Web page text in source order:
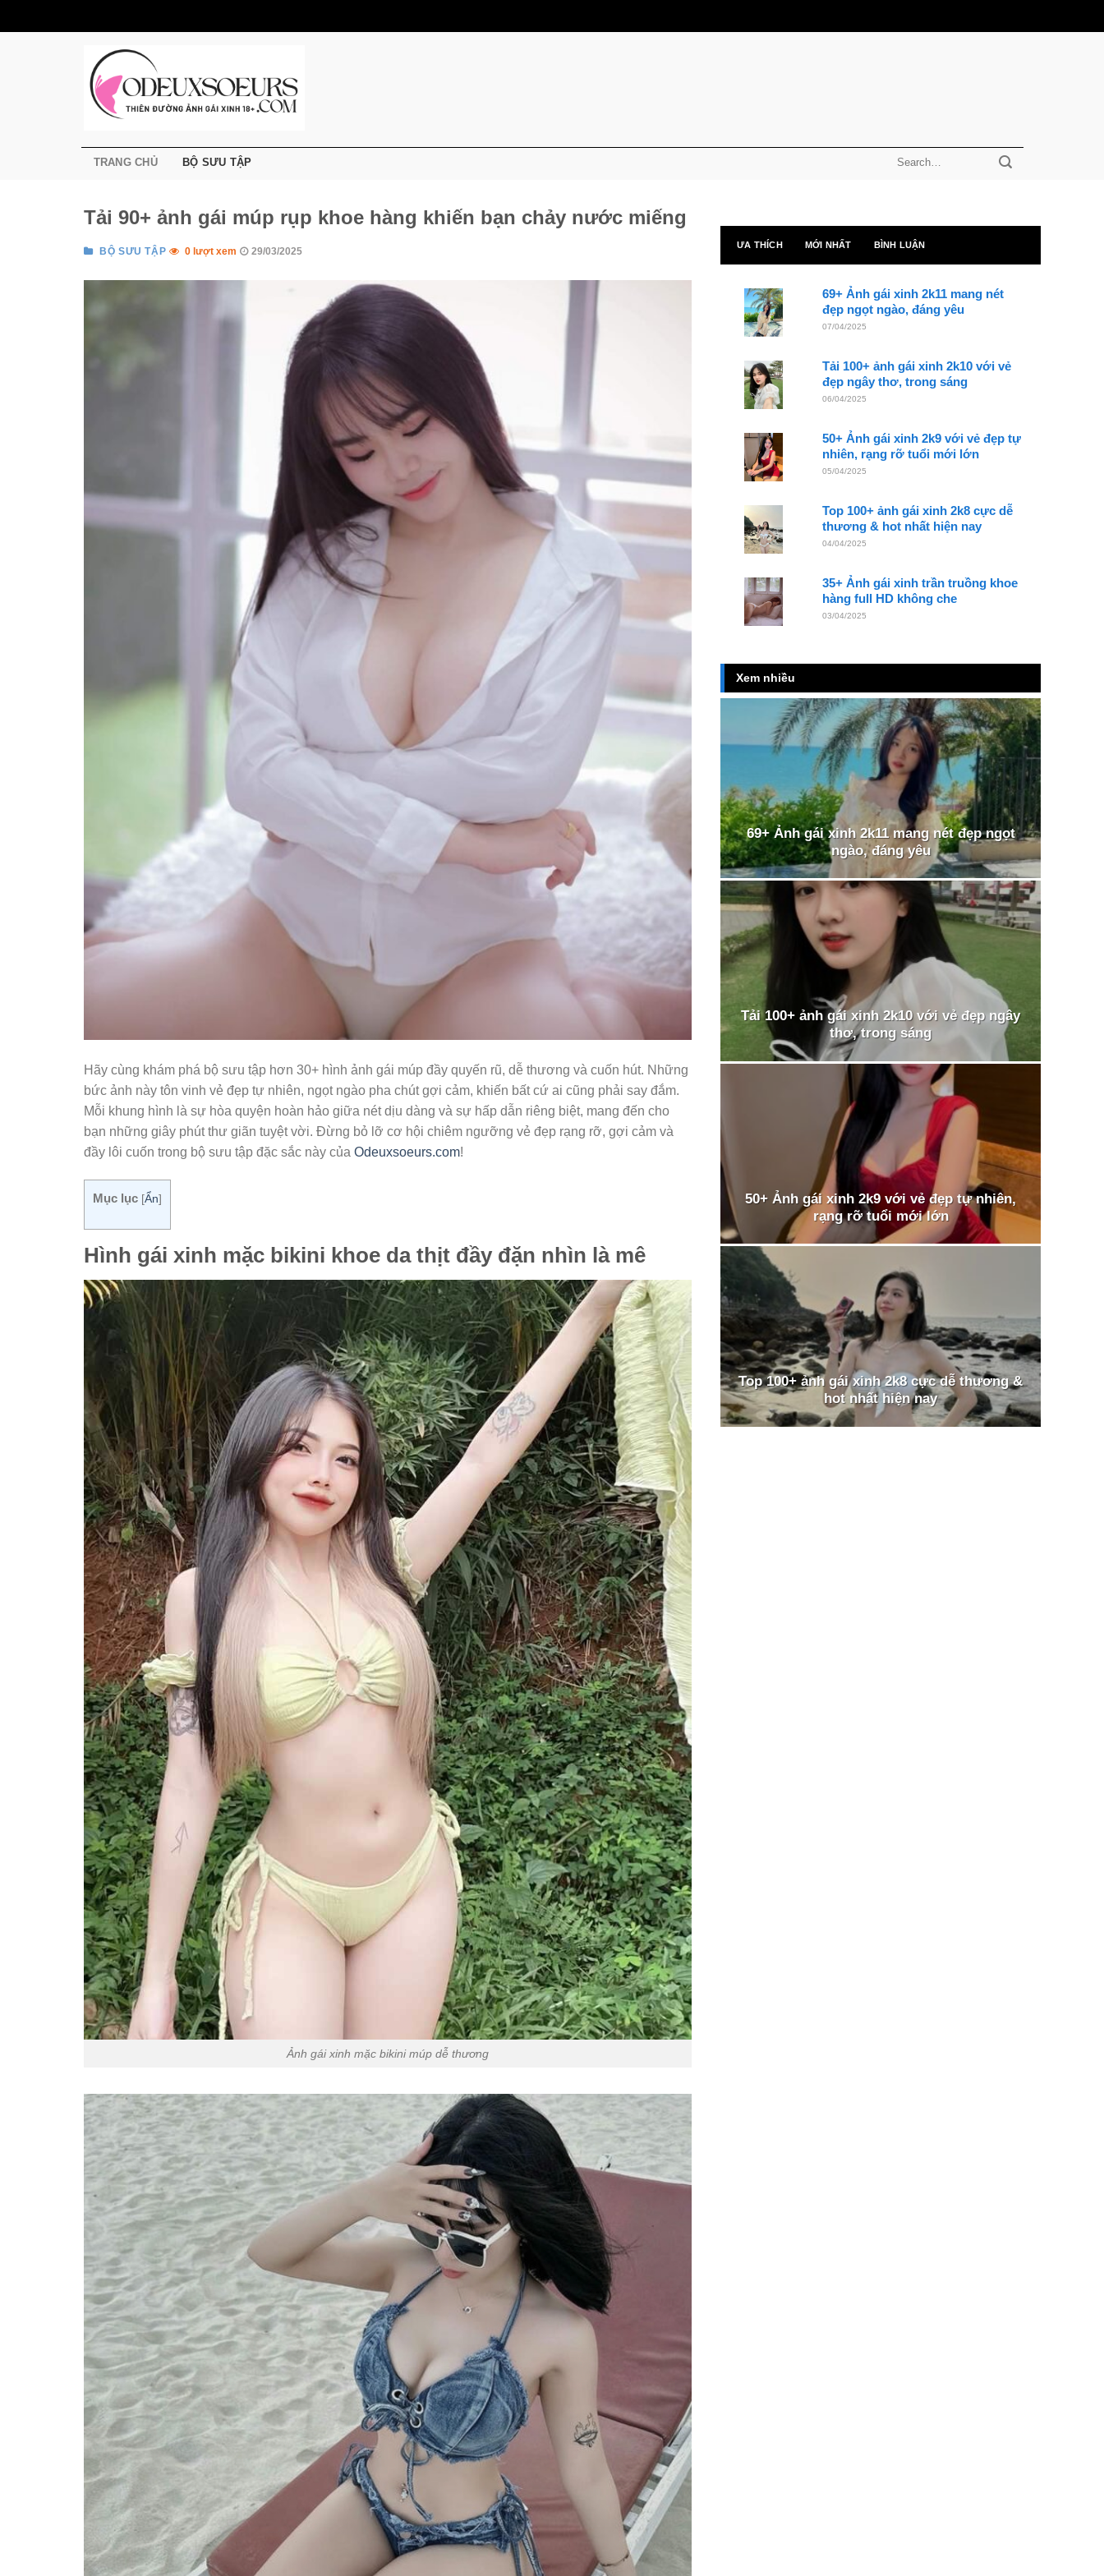
qua
TRANG CHỦ BỘ SƯU TẬP
Tải 90+ ảnh gái múp rụp khoe hàng khiến bạn chảy nước miếng
BỘ SƯU TẬP 0 lượt xem 29/03/2025
Hãy cùng khám phá bộ sưu tập hơn 30+ hình ảnh gái múp đầy quyến rũ, dễ thương và cuốn hút. Những
bức ảnh này tôn vinh vẻ đẹp tự nhiên, ngọt ngào pha chút gợi cảm, khiến bất cứ ai cũng phải say đắm.
Mỗi khung hình là sự hòa quyện hoàn hảo giữa nét dịu dàng và sự hấp dẫn riêng biệt, mang đến cho
bạn những giây phút thư giãn tuyệt vời. Đừng bỏ lỡ cơ hội chiêm ngưỡng vẻ đẹp rạng rỡ, gợi cảm và
đầy lôi cuốn trong bộ sưu tập đặc sắc này của Odeuxsoeurs.com!
Mục lục [Ẩn]
Hình gái xinh mặc bikini khoe da thịt đầy đặn nhìn là mê
Ảnh gái xinh mặc bikini múp dễ thương
ƯA THÍCH MỚI NHẤT BÌNH LUẬN
69+ Ảnh gái xinh 2k11 mang nét
đẹp ngọt ngào, đáng yêu
07/04/2025
Tải 100+ ảnh gái xinh 2k10 với vẻ
đẹp ngây thơ, trong sáng
06/04/2025
50+ Ảnh gái xinh 2k9 với vẻ đẹp tự
nhiên, rạng rỡ tuổi mới lớn
05/04/2025
Top 100+ ảnh gái xinh 2k8 cực dễ
thương & hot nhất hiện nay
04/04/2025
35+ Ảnh gái xinh trần truồng khoe
hàng full HD không che
03/04/2025
Xem nhiều
69+ Ảnh gái xinh 2k11 mang nét đẹp ngọt
ngào, đáng yêu
Tải 100+ ảnh gái xinh 2k10 với vẻ đẹp ngây
thơ, trong sáng
50+ Ảnh gái xinh 2k9 với vẻ đẹp tự nhiên,
rạng rỡ tuổi mới lớn
Top 100+ ảnh gái xinh 2k8 cực dễ thương &
hot nhất hiện nay